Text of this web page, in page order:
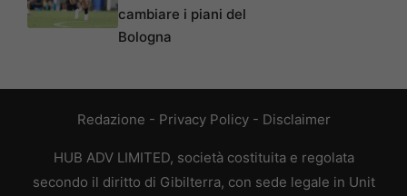
cambiare i piani del
Bologna
Redazione - Privacy Policy- Disclaimer
HUB ADV LIMITED, società costituita e regolata
secondo il diritto di Gibilterra, con sede legale in Unit